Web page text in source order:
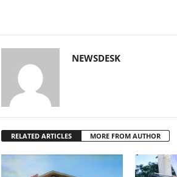
NEWSDESK
RELATED ARTICLES MORE FROM AUTHOR